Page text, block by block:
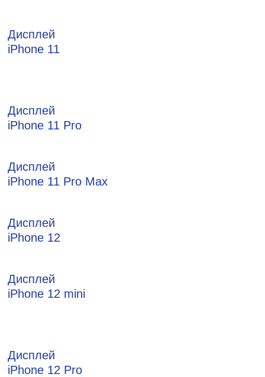
Дисплей
iPhone 11
Дисплей
iPhone 11 Pro
Дисплей
iPhone 11 Pro Max
Дисплей
iPhone 12
Дисплей
iPhone 12 mini
Дисплей
iPhone 12 Pro